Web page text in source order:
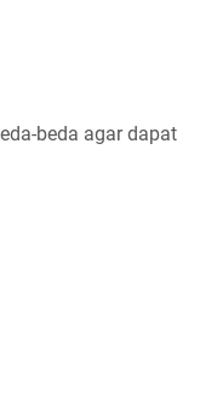
beda agar dapat